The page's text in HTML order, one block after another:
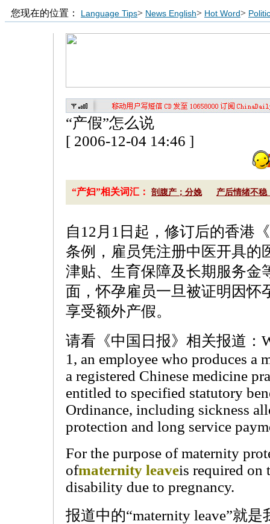
您现在的位置： Language Tips> News English> Hot Word>
“产假”怎么说
[ 2006-12-04 14:46 ]
“产妇”相关词汇： 剖腹产；分娩 产后情绪不稳
自12月1日起，修订后的香港
条例，雇员凭注册中医开具的
津贴、生育保障及长期服务金
面，怀孕雇员一旦被证明因怀
享受额外产假。
请看《中国日报》相关报道：
1, an employee who produces a
a registered Chinese medicine
entitled to specified statutory
Ordinance, including sickness
protection and long service
For the purpose of maternity
ofmaternity leaveis required on
disability due to pregnancy.
报道中的“maternity leave”就